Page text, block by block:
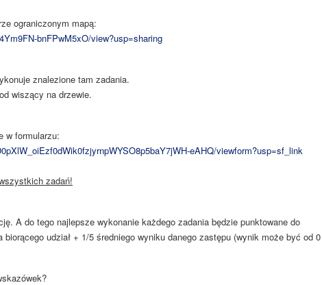
ograniczonym mapą:
bnFPwM5xO/view?usp=sharing
znalezione tam zadania.
wiszący na drzewie.
w formularzu:
eAHQ/viewform?usp=sf_link
zadań!
A do tego najlepsze wykonanie każdego zadania będzie punktowane do
udział + 1/5 średniego wyniku danego zastępu (wynik może być od 0